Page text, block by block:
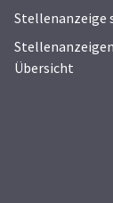
Stellenanzeige
Übersicht